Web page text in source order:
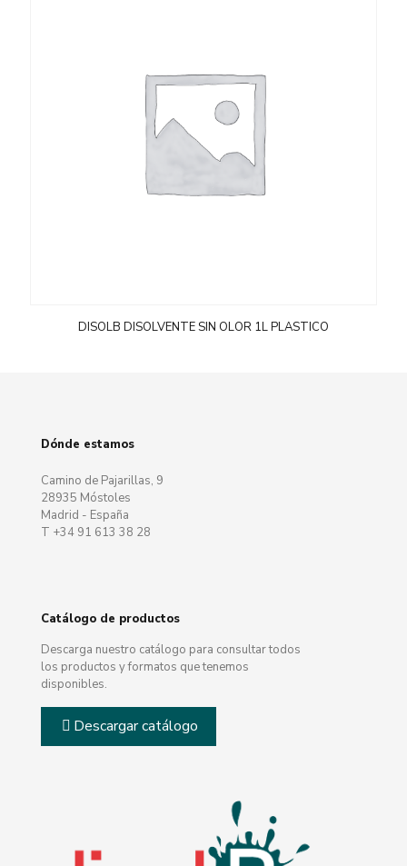
DISOLB DISOLVENTE SIN OLOR 1L PLASTICO
Dónde estamos
Camino de Pajarillas, 9
28935 Móstoles
Madrid - España
T +34 91 613 38 28
Catálogo de productos
Descarga nuestro catálogo para consultar todos
los productos y formatos que tenemos
disponibles.
Descargar catálogo